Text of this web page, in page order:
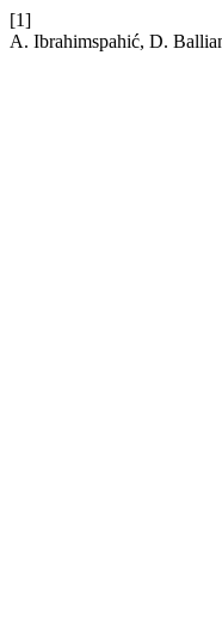
[1]
A. Ibrahimspahić, D.